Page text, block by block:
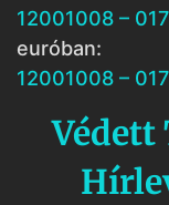
12001008 –
euróban:
12001008 –
Védett